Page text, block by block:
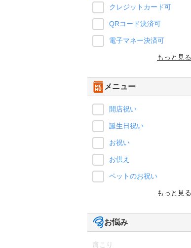
クレジットカード可
QRコード決済可
電子マネー決済可
もっと見る
メニュー
開店祝い
誕生日祝い
お祝い
お供え
ペットのお祝い
もっと見る
お悩み
肩こり